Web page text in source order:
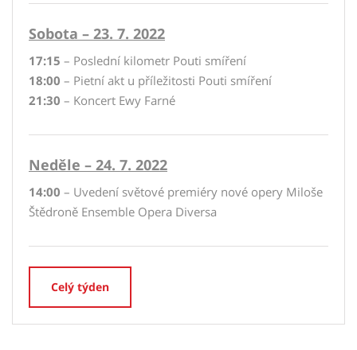
Sobota – 23. 7. 2022
17:15 – Poslední kilometr Pouti smíření
18:00 – Pietní akt u příležitosti Pouti smíření
21:30 – Koncert Ewy Farné
Neděle – 24. 7. 2022
14:00 – Uvedení světové premiéry nové opery Miloše
Štědroně Ensemble Opera Diversa
Celý týden